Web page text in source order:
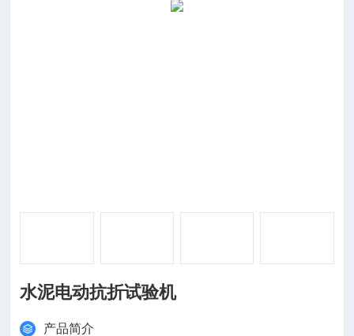
水泥电动抗折试验机
产品简介